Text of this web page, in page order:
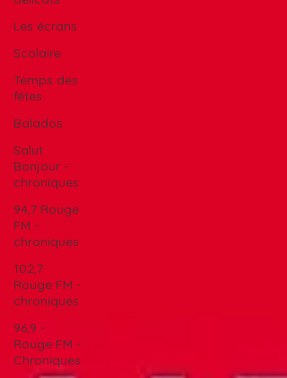
Les écrans
Scolaire
Temps des
fêtes
Balados
Salut
Bonjour -
chroniques
94,7 Rouge
FM -
chroniques
102,7
Rouge FM -
chroniques
96,9 -
Rouge FM -
Chroniques